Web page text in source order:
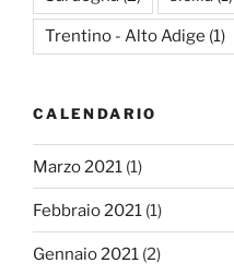
Trentino - Alto Adige (1)
CALENDARIO
Marzo 2021 (1)
Febbraio 2021 (1)
Gennaio 2021 (2)